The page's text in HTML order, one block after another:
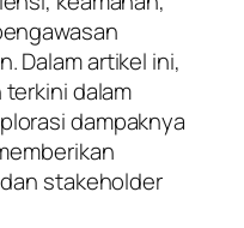
Dalam artikel ini,
dalam
dampaknya
stakeholder